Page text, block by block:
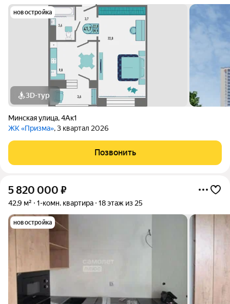
новостройка
3D-тур
Минская улица,4Ак1
ЖК «Призма», 3 квартал 2026
Позвонить
5 820 000 ₽
42,9 м² 1-комн. квартира 18 этаж из 25
новостройка